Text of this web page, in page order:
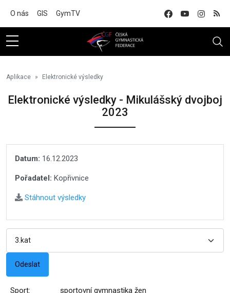
O nás GIS GymTV
Aplikace Elektronické výsledky
Elektronické výsledky - Mikulášský dvojboj
2023
Datum: 16.12.2023
Pořadatel: Kopřivnice
Stáhnout výsledky
Sport: sportovní gymnastika žen